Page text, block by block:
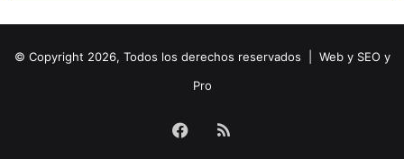
© Copyright 2026, Todos los derechos reservados | Web y SEO y
Pro
Facebook